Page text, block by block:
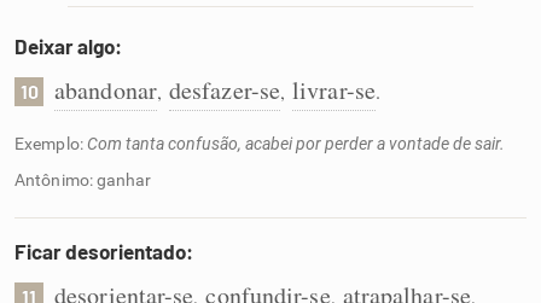
Deixar algo:
10 abandonar, desfazer-se, livrar-se.
Exemplo: Com tanta confusão, acabei por perder a vontade de sair.
Antônimo: ganhar
Ficar desorientado:
11 desorientar-se, confundir-se, atrapalhar-se,